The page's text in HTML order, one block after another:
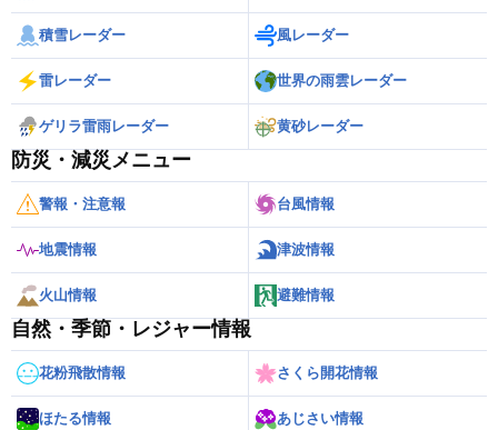
積雪レーダー 風レーダー
雷レーダー 世界の雨雲レーダー
ゲリラ雷雨レーダー 黄砂レーダー
防災・減災メニュー
警報・注意報 台風情報
地震情報 津波情報
火山情報 避難情報
自然・季節・レジャー情報
花粉飛散情報 さくら開花情報
ほたる情報 あじさい情報